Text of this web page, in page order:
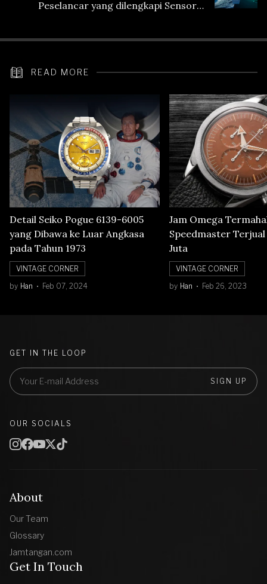
Peselancar yang dilengkapi Sensor
READ MORE
Detail Seiko Pogue 6139-6005
yang Dibawa ke Luar Angkasa
pada Tahun 1973
VINTAGE CORNER
by Han Feb 07, 2024
Jam Omega
Speedmaster Terjual
Juta
VINTAGE CORNER
by Han Feb 26, 2023
About
Our Team
Glossary
Jamtangan.com
Get In Touch
GET IN THE LOOP
SIGN UP
OUR SOCIALS